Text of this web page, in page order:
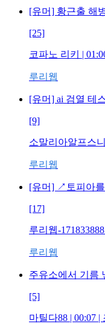
[유머] 황근출 해
[25]
코파노 리키 |
루리웹
[유머] ai 검열 테
[9]
소말리아알프스
루리웹
[유머] ↗토피아
[17]
루리웹-
루리웹
주유소에서 기름
[5]
마틸다88 | 00:07 |